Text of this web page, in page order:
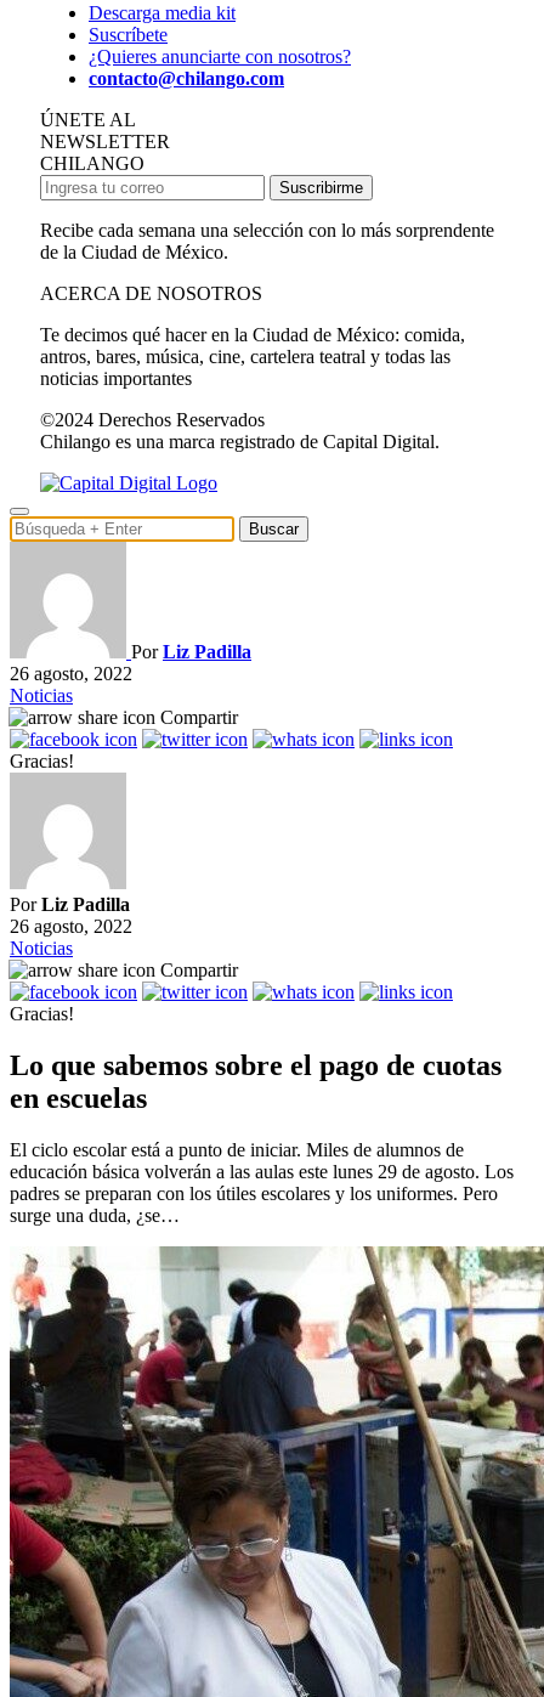
Descarga media kit
Suscríbete
¿Quieres anunciarte con nosotros?
contacto@chilango.com
ÚNETE AL
NEWSLETTER
CHILANGO
Suscribirme
Recibe cada semana una selección con lo más sorprendente
de la Ciudad de México.
ACERCA DE NOSOTROS
Te decimos qué hacer en la Ciudad de México: comida,
antros, bares, música, cine, cartelera teatral y todas las
noticias importantes
©2024 Derechos Reservados
Chilango es una marca registrado de Capital Digital.
Buscar
PorLiz Padilla
26 agosto, 2022
Noticias
Compartir
Gracias!
PorLiz Padilla
26 agosto, 2022
Noticias
Compartir
Gracias!
Lo que sabemos sobre el pago de cuotas
en escuelas
El ciclo escolar está a punto de iniciar. Miles de alumnos de
educación básica volverán a las aulas este lunes 29 de agosto. Los
padres se preparan con los útiles escolares y los uniformes. Pero
surge una duda, ¿se…